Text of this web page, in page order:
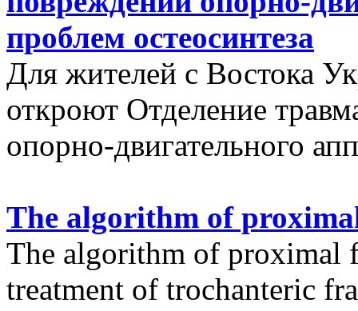
проблем остеосинтеза
Для жителей с Востока
откроют Отделение
опорно-двигательного
The algorithm of
The algorithm of proximal
treatment of trochanteric